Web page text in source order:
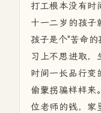
打工根本没有时
十一二岁的孩子
孩子是个"苦命
习上不思进取，
时间一长品行变
偷蒙拐骗样样来
位老师的钱，家